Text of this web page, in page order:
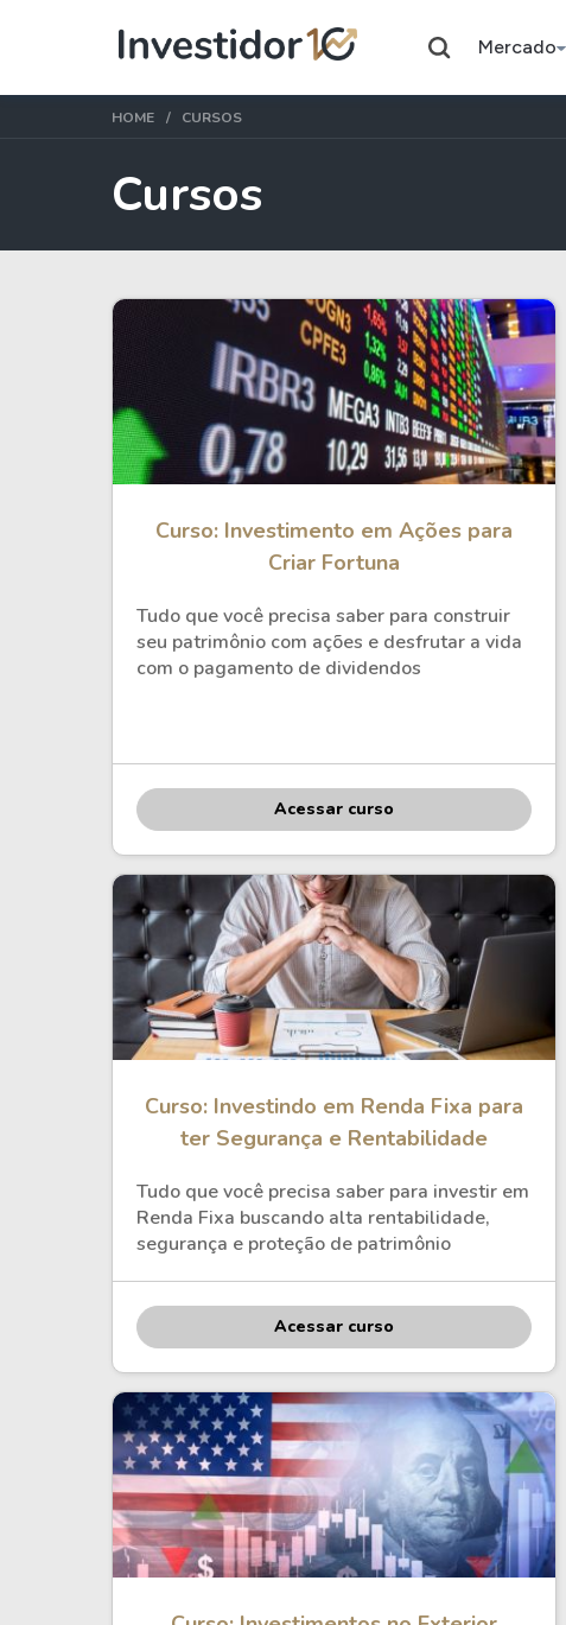
Mercado
Assuntos do momento
Ibovespa Petrobras
Ações
Taesa
Itausa
Weg
Petrobrás
Ver todos
FIIs
XPML11
RECR11
XPLG11
KNRI11
KNCR11
Ver todos
HOME CURSOS
Cursos
Curso: Investimento em Ações para
Criar Fortuna
Tudo que você precisa saber para construir
seu patrimônio com ações e desfrutar a vida
com o pagamento de dividendos
Acessar curso
Curso: Investindo em Renda Fixa para
ter Segurança e Rentabilidade
Tudo que você precisa saber para investir em
Renda Fixa buscando alta rentabilidade,
segurança e proteção de patrimônio
Acessar curso